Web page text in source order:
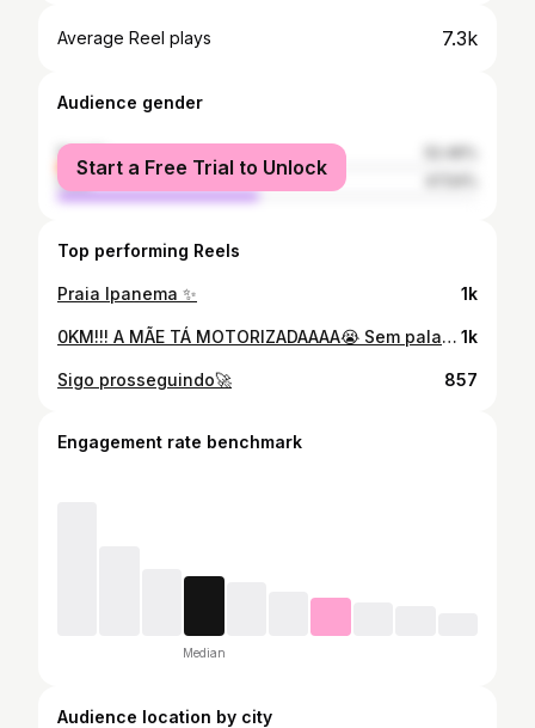
Average Reel plays 7.3k
Audience gender
female
male
Start a Free Trial to Unlock
Top performing Reels
Praia Ipanema ✨ 1k
0KM!!! A MÃE TÁ MOTORIZADAAAA😭 Sem palavras nesse momento, um dos meus maiores SONHOS que saiu do PAPEL, confesso que pensava, que esse sonho não ia sair do papel agora, mas DEUS É DEUS, DEUS É BOM O TEMPO TODO, TUDO NO TEMPO DELE,DEUS HONRA O SEUS, GRATIDÃO DEUS 🥹🤍 FELICIDADE A MILL😍 Obrigada minha vida @cleidiane.assis18 por nunca larga minha mão, por sempre confiar em mim até o FIM, eu te amo, te amoooo, gratidão a Deus por ter uma mãe amiga e companheira sempre 😭 Obrigada por o atendimento incrível @jhutorress, por toda a paciência, ÉS MARAVILHOSAAAA❤️🥰 1k
Sigo prosseguindo🚀 857
Engagement rate benchmark
Median
Audience location by city